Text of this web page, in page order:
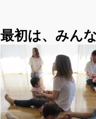
最初は、みん